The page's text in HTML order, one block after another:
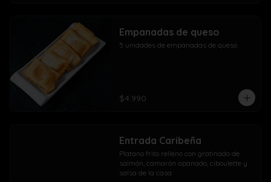
Empanadas de queso
5 unidades de empanadas de queso
$4.990
Entrada Caribeña
Platano frito relleno con gratinado de
salmón, camarón apanado, ciboulette y
salsa de la casa